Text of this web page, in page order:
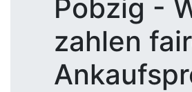
Pobzig -
zahlen